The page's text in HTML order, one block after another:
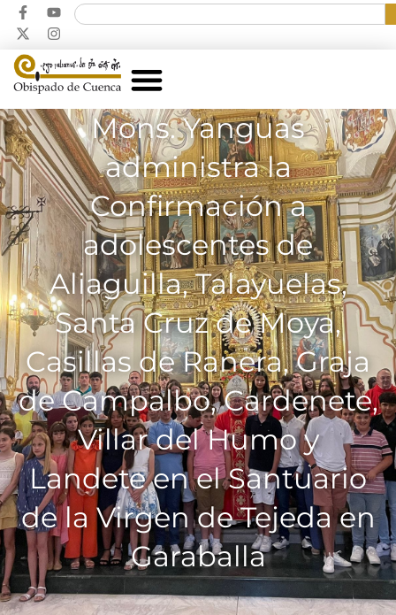
Mons. Yanguas
administra la
Confirmación a
adolescentes de
Aliaguilla, Talayuelas,
Santa Cruz de Moya,
Casillas de Ranera, Graja
de Campalbo, Cardenete,
Villar del Humo y
Landete en el Santuario
de la Virgen de Tejeda en
Garaballa